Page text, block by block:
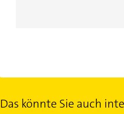
Das könnte Sie auch